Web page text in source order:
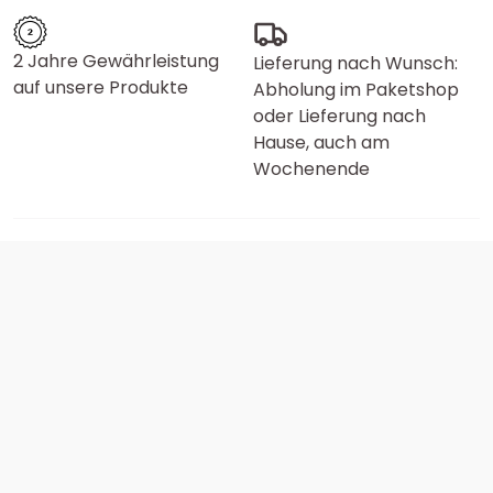
2 Jahre Gewährleistung
auf unsere Produkte
Lieferung nach Wunsch:
Abholung im Paketshop
oder Lieferung nach
Hause, auch am
Wochenende